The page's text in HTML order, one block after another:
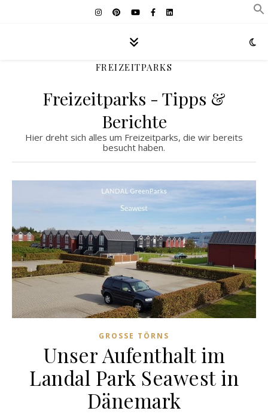
FREIZEITPARKS
Freizeitparks - Tipps &
Berichte
Hier dreht sich alles um Freizeitparks, die wir bereits
besucht haben.
GROSSE TÖRNS
Unser Aufenthalt im
Landal Park Seawest in
Dänemark